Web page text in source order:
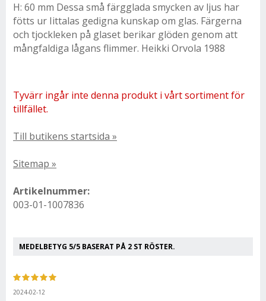
H: 60 mm Dessa små färgglada smycken av ljus har
fötts ur Iittalas gedigna kunskap om glas. Färgerna
och tjockleken på glaset berikar glöden genom att
mångfaldiga lågans flimmer. Heikki Orvola 1988
Tyvärr ingår inte denna produkt i vårt sortiment för
tillfället.
Till butikens startsida »
Sitemap »
Artikelnummer:
003-01-1007836
MEDELBETYG 5/5 BASERAT PÅ 2 ST RÖSTER.
2024-02-12